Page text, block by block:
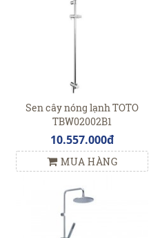
Sen cây nóng lạnh TOTO
TBW02002B1
10.557.000đ
MUA HÀNG